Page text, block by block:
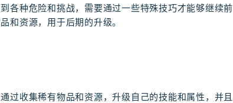
各种危险和挑战，需要通过一些特殊技巧才能够继续前
和资源，用于后期的升级。
过收集稀有物品和资源，升级自己的技能和属性，并且